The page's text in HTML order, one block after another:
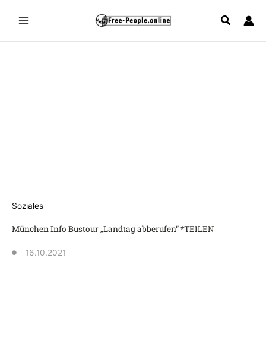
Inhalt
Soziales
München Info Bustour „Landtag abberufen“ *TEILEN
16.10.2021